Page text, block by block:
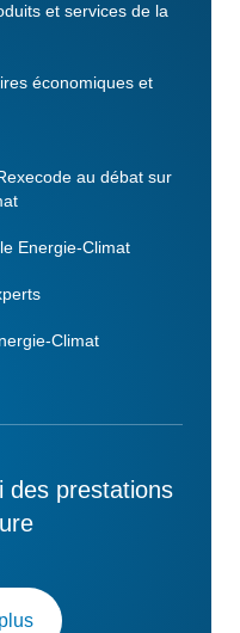
et services de la
économiques et
au débat sur
Energie-Climat
Climat
des prestations